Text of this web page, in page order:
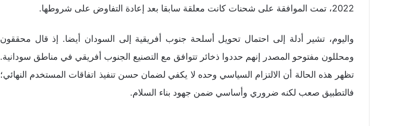
2022، تمت الموافقة على شحنات كانت معلقة سابقا بعد إعادة التفاوض على شروطها.
واليوم، تشير أدلة إلى احتمال تحويل أسلحة جنوب أفريقية إلى السودان أيضا. إذ قال محققون
ومحللون مفتوحو المصدر إنهم حددوا ذخائر تتوافق مع التصنيع الجنوب أفريقي في مناطق سودانية.
تظهر هذه الحالة أن الالتزام السياسي وحده لا يكفي لضمان حسن تنفيذ اتفاقات المستخدم النهائي؛
فالتطبيق صعب لكنه ضروري وأساسي ضمن جهود بناء السلام.